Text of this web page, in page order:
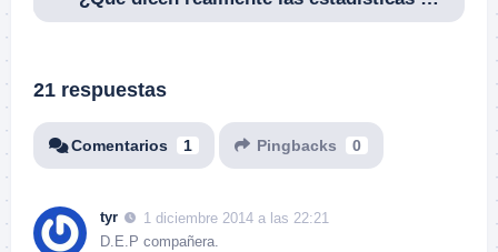
21 respuestas
Comentarios 1 Pingbacks 0
tyr
1 diciembre 2014 a las 22:21
D.E.P compañera.